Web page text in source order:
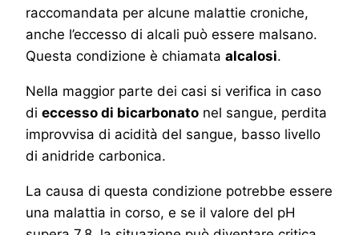
raccomandata per alcune malattie croniche,
anche l’eccesso di alcali può essere malsano.
Questa condizione è chiamata alcalosi.
Nella maggior parte dei casi si verifica in caso
di eccesso di bicarbonato nel sangue, perdita
improvvisa di acidità del sangue, basso livello
di anidride carbonica.
La causa di questa condizione potrebbe essere
una malattia in corso, e se il valore del pH